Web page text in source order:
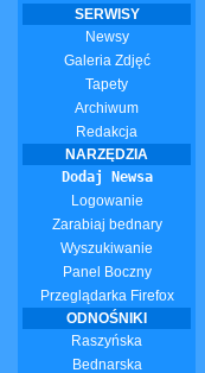
SERWISY
Newsy
Galeria Zdjęć
Tapety
Archiwum
Redakcja
NARZĘDZIA
Dodaj Newsa
Logowanie
Zarabiaj bednary
Wyszukiwanie
Panel Boczny
Przeglądarka Firefox
ODNOŚNIKI
Raszyńska
Bednarska